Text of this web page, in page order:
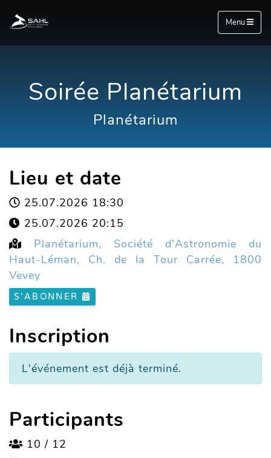
Menu
Soirée Planétarium
Planétarium
Lieu et date
25.07.2026 18:30
25.07.2026 20:15
Planétarium, Société d'Astronomie du
Haut-Léman, Ch. de la Tour Carrée, 1800
Vevey
S'ABONNER
Inscription
L'événement est déjà terminé.
Participants
10 / 12